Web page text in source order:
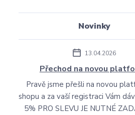
Novinky
13.04.2026
Přechod na novou
Pravě jsme přešli na novou
shopu a za vaší registraci Vám
5% PRO SLEVU JE NUTNÉ